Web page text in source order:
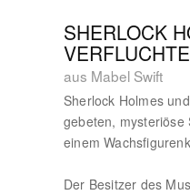
SHERLOCK
aus Mabel Swift
Sherlock Holmes
gebeten, mysteriöse
einem
Der Besitzer des